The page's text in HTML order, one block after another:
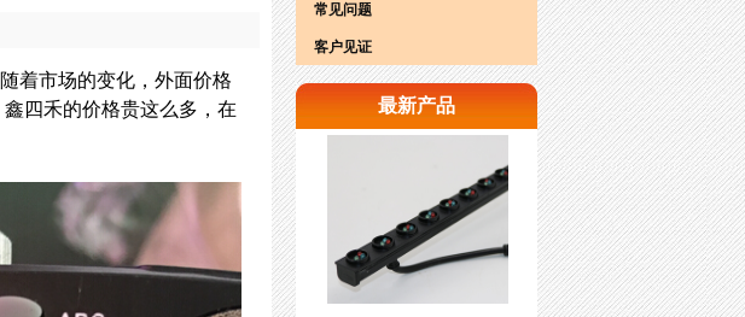
常见问题
客户见证
最新产品
着市场的变化，外面价格
四禾的价格贵这么多，在